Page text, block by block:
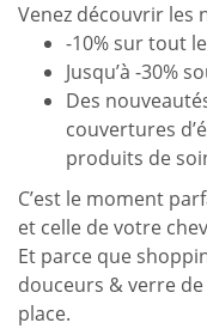
Venez découvrir les
-10% sur tout
Jusqu’à -30%
Des
couvertures
produits de
C’est le moment
et celle de votre
Et parce que
douceurs & verre
place.